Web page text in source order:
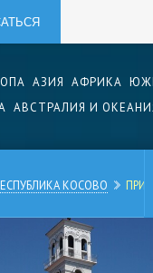
АЗИЯ АФРИКА
АВСТРАЛИЯ И
КОСОВО
частично